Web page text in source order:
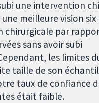
une intervention
meilleure vision six
chirurgicale par
sans avoir subi
les limites
taille de son
taux de confiance
était faible.